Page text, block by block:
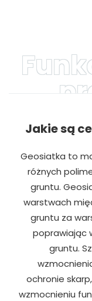
Jakie są
Geosiatka to
różnych
gruntu.
warstwach
gruntu za
poprawiając
gruntu.
ochronie
wzmocnieniu